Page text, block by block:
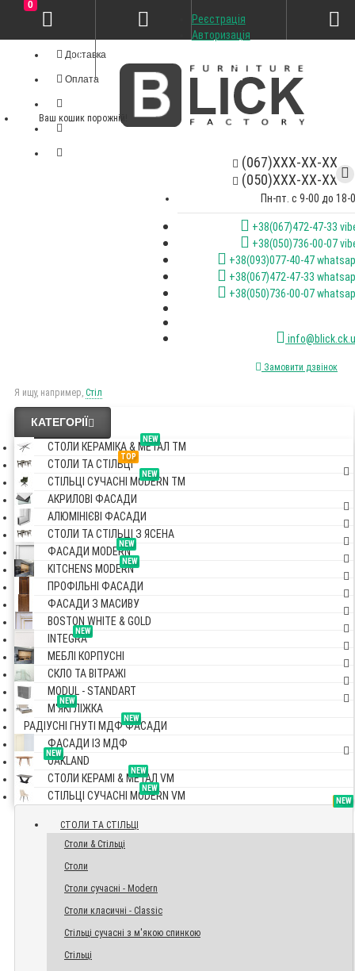
Доставка
Оплата
(067)XXX-XX-XX
(050)XXX-XX-XX
Пн-пт. с 9-00 до 18-
+38(067)472-47-33
+38(050)736-00-07
+38(093)077-40-47
+38(067)472-47-33
+38(050)736-00-07
Замовити дзвінок
Я ищу, например, Стіл
Реєстрація
Авторизація
0
Ваш кошик порожній!
КАТЕГОРІЇ
NEW
СТОЛИ КЕРАМІКА & МЕТАЛ TM
TOP
СТОЛИ ТА СТІЛЬЦІ
NEW
СТІЛЬЦІ СУЧАСНІ MODERN TM
АКРИЛОВІ ФАСАДИ
АЛЮМІНІЄВІ ФАСАДИ
СТОЛИ ТА СТІЛЬЦІ З ЯСЕНА
NEW
ФАСАДИ MODERN
NEW
KITCHENS MODERN
ПРОФІЛЬНІ ФАСАДИ
ФАСАДИ З МАСИВУ
BOSTON WHITE & GOLD
NEW
INTEGRA
МЕБЛІ КОРПУСНІ
СКЛО ТА ВІТРАЖІ
MODUL - STANDART
NEW
М'ЯКІ ЛІЖКА
NEW
РАДІУСНІ ГНУТІ МДФ ФАСАДИ
ФАСАДИ ІЗ МДФ
NEW
OAKLAND
NEW
СТОЛИ КЕРАМІ & МЕТАЛ VM
NEW
СТІЛЬЦІ СУЧАСНІ MODERN VM TOP
СТОЛИ ТА СТІЛЬЦІ
Столи & Стільці
Столи
Столи сучасні - Modern
Столи класичні - Classic
Стільці сучасні з м'якою спинкою
Стільці
NEW
NEW
NEW